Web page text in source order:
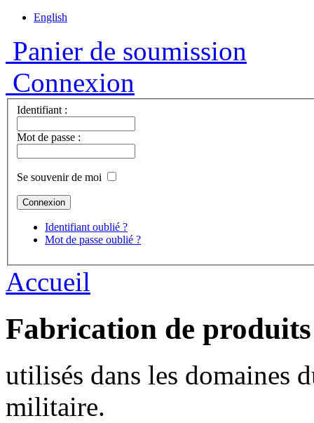
English
Panier de soumission
Connexion
Identifiant :
Mot de passe :
Se souvenir de moi
Identifiant oublié ?
Mot de passe oublié ?
Accueil
Fabrication de
utilisés dans les domaines
militaire.